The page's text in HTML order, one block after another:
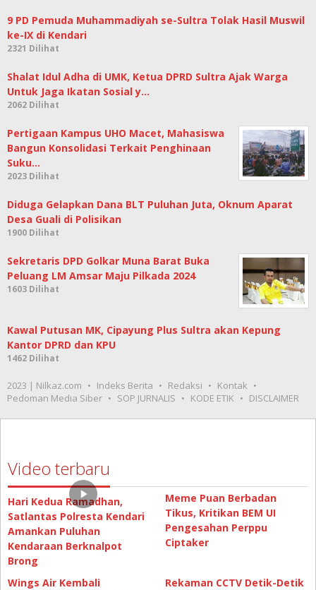
9 PD Pemuda Muhammadiyah se-Sultra Tolak Hasil Muswil
ke-IX di Kendari
2321 Dilihat
Shalat Idul Adha di UMK, Ketua DPRD Sultra Ajak Warga
Untuk Jaga Ikatan Sosial y…
2062 Dilihat
Pertigaan Kampus UHO Macet, Mahasiswa
Bangun Konsolidasi Terkait Penghinaan
Suku…
2023 Dilihat
Diduga Gelapkan Dana BLT Puluhan Juta, Oknum Aparat
Desa Guali di Polisikan
1900 Dilihat
Sekretaris DPD Golkar Muna Barat Buka
Peluang LM Amsar Maju Pilkada 2024
1603 Dilihat
Kawal Putusan MK, Cipayung Plus Sultra akan Kepung
Kantor DPRD dan KPU
1462 Dilihat
2023 | Nilkaz.com Indeks Berita Redaksi
Kontak
Pedoman Media Siber
SOP JURNALIS KODE ETIK DISCLAIMER
Video terbaru
Hari Kedua Ramadhan,
Satlantas Polresta Kendari
Amankan Puluhan
Kendaraan Berknalpot
Brong
Meme Puan Berbadan
Tikus, Kritikan BEM UI
Pengesahan Perppu
Ciptaker
Wings Air Kembali
Rekaman CCTV Detik-Detik